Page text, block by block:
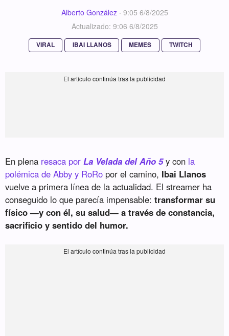
Alberto González· 9:05 6/8/2025
Actualizado: 9:06 6/8/2025
VIRAL IBAI LLANOS MEMES TWITCH
En plena resaca por La Velada del Año 5y con la
polémica de Abby y RoRo por el camino, Ibai Llanos
vuelve a primera línea de la actualidad. El streamer ha
conseguido lo que parecía impensable:transformar su
físico —y con él, su salud— a través de constancia,
sacrificio y sentido del humor.